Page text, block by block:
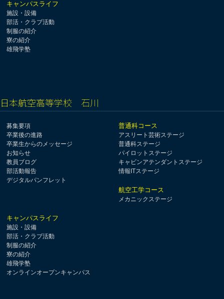
キャンパスライフ
施設・設備
部活・クラブ活動
制服の紹介
寮の紹介
雄飛学塾
日本航空高等学校 石川
募集要項
卒業後の進路
卒業生からのメッセージ
お知らせ
教員ブログ
部活動報告
デジタルパンフレット
普通科コース
アスリート芸術ステージ
普通科ステージ
パイロットステージ
キャビンアテンダントステージ
情報ITステージ
航空工学コース
メカニックステージ
キャンパスライフ
施設・設備
部活・クラブ活動
制服の紹介
寮の紹介
雄飛学塾
オンラインオープンキャンパス